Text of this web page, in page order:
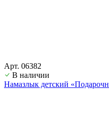
Арт. 06382
В наличии
Намазлык детский